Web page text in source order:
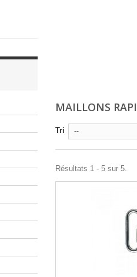
MAILLONS
Tri --
Résultats 1 - 5 sur 5.